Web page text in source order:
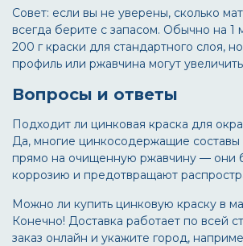
Совет: если вы не уверены, сколько
всегда берите с запасом. Обычно на 1
200 г краски для стандартного слоя,
профиль или ржавчина могут
Вопросы и ответы
Подходит ли цинковая краска для
Да, многие цинкосодержащие
прямо на очищенную ржавчину — они
коррозию и предотвращают
Можно ли купить цинковую краску в
Конечно! Доставка работает по всей
заказ онлайн и укажите город,